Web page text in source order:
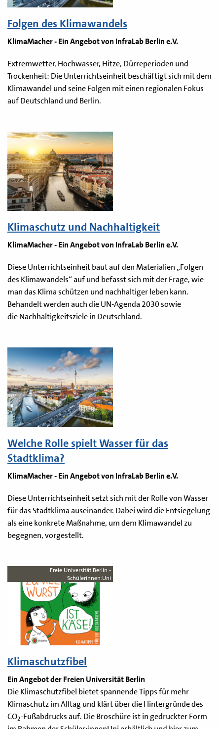
Folgen des Klimawandels
KlimaMacher - Ein Angebot von InfraLab Berlin e.V.
Extremwetter, Hochwasser, Hitze, Dürreperioden und
Trockenheit: Die Unterrichtseinheit beschäftigt sich mit dem
Klimawandel und seine Folgen mit einen regionalen Fokus
auf Deutschland und Berlin.
Klimaschutz und Nachhaltigkeit
KlimaMacher - Ein Angebot von InfraLab Berlin e.V.
Diese Unterrichtseinheit baut auf den Materialien „Folgen
des Klimawandels“ auf und befasst sich mit der Frage, wie
man das Klima schützen und nachhaltiger leben kann.
Behandelt werden auch die UN-Agenda 2030 sowie
die Nachhaltigkeitsziele in Deutschland.
Welche Rolle spielt Wasser für das
Stadtklima?
KlimaMacher - Ein Angebot von InfraLab Berlin e.V.
Diese Unterrichtseinheit setzt sich mit der Rolle von Wasser
für das Stadtklima auseinander. Dabei wird die Entsiegelung
als eine konkrete Maßnahme, um dem Klimawandel zu
begegnen, vorgestellt.
Freie Universität Berlin -
Schülerinnen:Uni
Klimaschutzfibel
Ein Angebot der Freien Universität Berlin
Die Klimaschutzfibel bietet spannende Tipps für mehr
Klimaschutz im Alltag und klärt über die Hintergründe des
CO2-Fußabdrucks auf. Die Broschüre ist in gedruckter Form